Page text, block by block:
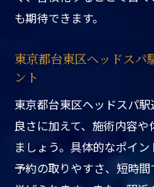
疲れ解消
を整える
説
東京都台東区ヘ
とは何か
駅近くのヘッド
も期待できます。
東京都台東区ヘッドスパ
ント
東京都台東区ヘッドスパ
良さに加えて、施術内容
ましょう。具体的なポイン
予約の取りやすさ、短時